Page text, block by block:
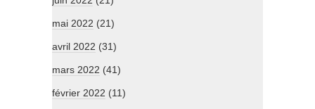
mai 2022 (21)
avril 2022 (31)
mars 2022 (41)
février 2022 (11)